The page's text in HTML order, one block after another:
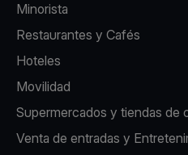
Minorista
Restaurantes y Cafés
Hoteles
Movilidad
Supermercados y tiendas de
Venta de entradas y